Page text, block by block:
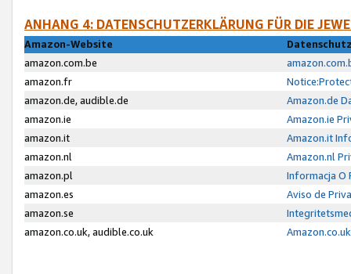
ANHANG 4: DATENSCHUTZERKLÄRUNG FÜR DIE
Amazon-Website
amazon.com.be
amazon.fr
amazon.de, audible.de
Amazon.de
amazon.ie
Amazon.ie
amazon.it
Amazon.it
amazon.nl
Amazon.nl
amazon.pl
Informacja O
amazon.es
Aviso de
amazon.se
amazon.co.uk, audible.co.uk